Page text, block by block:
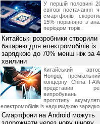
У першій половині
світові постачання
смартфонів
15% порівняно з
періодом торік.
Китайські розробники створили
батарею для електромобілів із
зарядкою до 70% менш ніж за 4
хвилини
Китайський
Hongqi,
концерну China
представив
випробувань
прототипу
електромобілів із надшвидкою
Смартфони на Android можуть